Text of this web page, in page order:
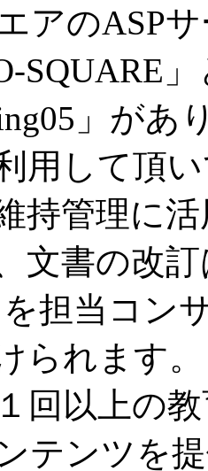
アのASP
SQUARE
」が
用して頂
持管理に
文書の改
担当コン
られます
回以上の
テンツを